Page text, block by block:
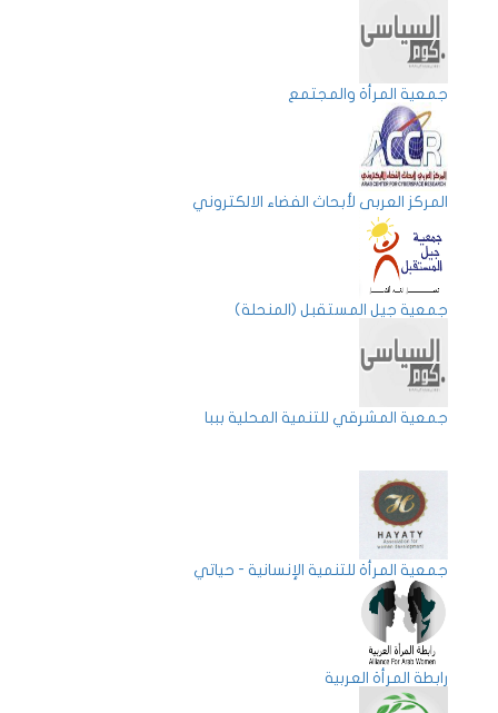
جمعية المرأة والمجتمع
المركز العربي لأبحاث الفضاء الالكتروني
جمعية جيل المستقبل (المنحلة)
جمعية المشرقي للتنمية المحلية بببا
جمعية المرأة للتنمية الإنسانية - حياتي
رابطة المرأة العربية